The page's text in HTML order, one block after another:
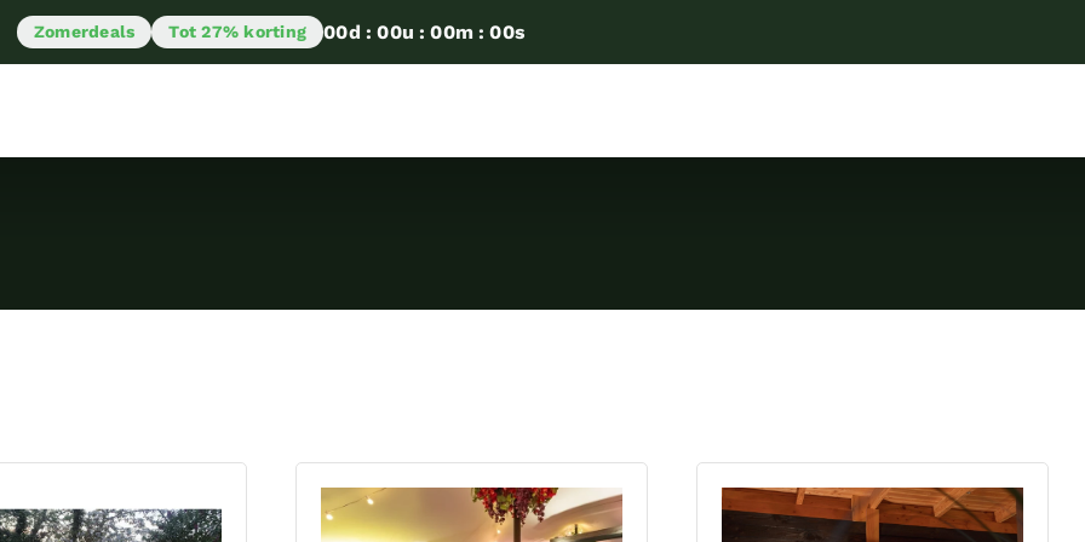
Zomerdeals Tot 27% korting 00d : 00u : 00m : 00s